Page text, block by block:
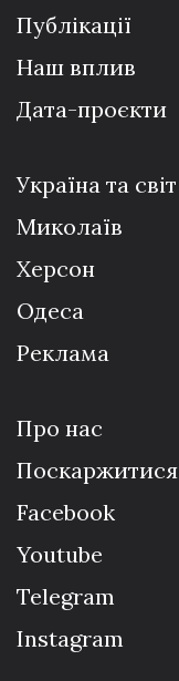
Публікації
Наш вплив
Дата-проєкти
Україна та світ
Миколаїв
Херсон
Одеса
Реклама
Про нас
Поскаржитися
Facebook
Youtube
Telegram
Instagram